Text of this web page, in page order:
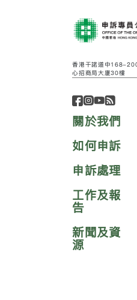
香港干諾道中168-
心招商局大廈30樓
關於我們
如何申訴
申訴處理
工作及報
告
新聞及資
源